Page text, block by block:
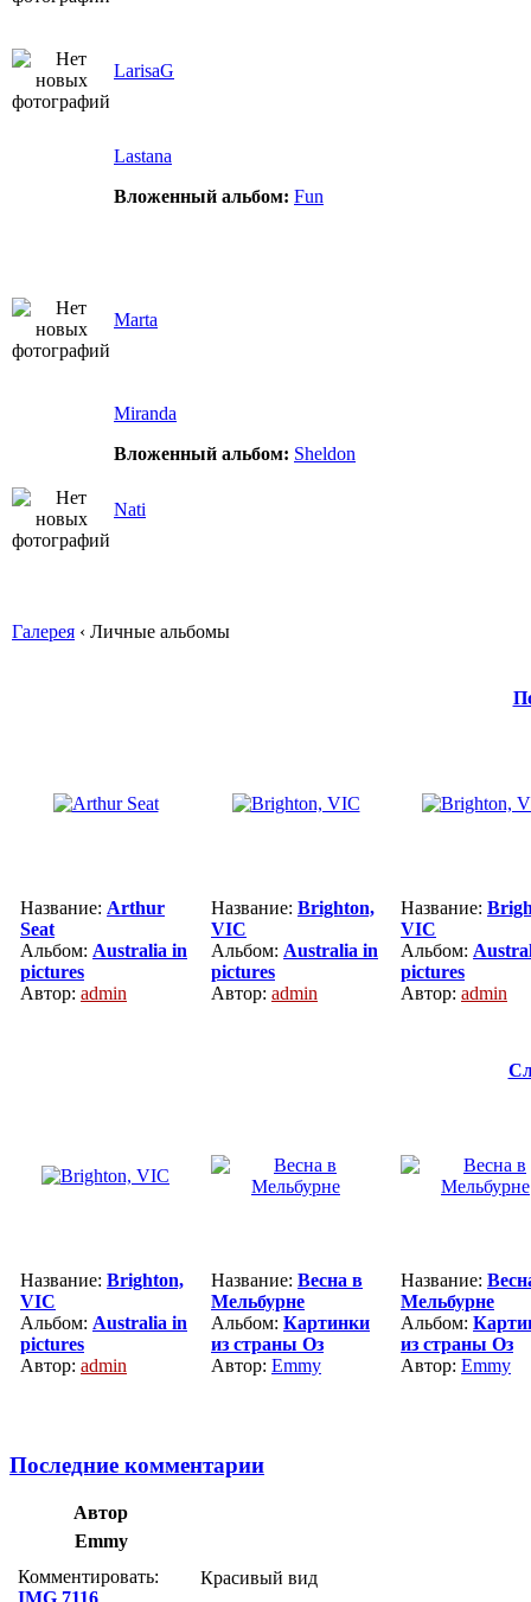
LarisaG
Lastana
Вложенный альбом: Fun
Marta
Miranda
Вложенный альбом: Sheldon
Nati
Галерея ‹ Личные альбомы
Название: Arthur
Seat
Альбом: Australia in
pictures
Автор: admin
Название: Brighton,
VIC
Альбом: Australia in
pictures
Автор: admin
Название:
VIC
Альбом:
pictures
Автор: admin
Название: Brighton,
VIC
Альбом: Australia in
pictures
Автор: admin
Название: Весна в
Мельбурне
Альбом: Картинки
из страны Оз
Автор: Emmy
Название:
Мельбурне
Альбом:
из страны Оз
Автор: Emmy
Последние комментарии
Автор
Emmy
Комментировать:
Красивый вид